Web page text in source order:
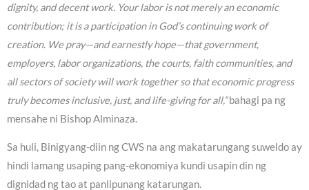
dignity, and decent work. Your labor is not merely an economic
contribution; it is a participation in God’s continuing work of
creation. We pray—and earnestly hope—that government,
employers, labor organizations, the courts, faith communities, and
all sectors of society will work together so that economic progress
truly becomes inclusive, just, and life-giving for all,”bahagi pa ng
mensahe ni Bishop Alminaza.
Sa huli, Binigyang-diin ng CWS na ang makatarungang suweldo ay
hindi lamang usaping pang-ekonomiya kundi usapin din ng
dignidad ng tao at panlipunang katarungan.